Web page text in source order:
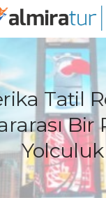
Tatil
Bir
Yolculuk